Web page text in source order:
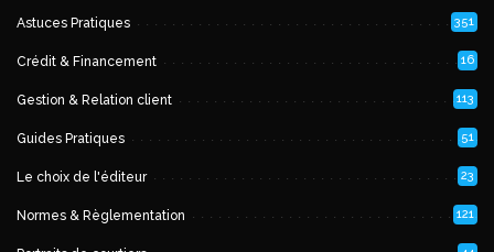
Astuces Pratiques 351
Crédit & Financement 16
Gestion & Relation client 113
Guides Pratiques 51
Le choix de l'éditeur 23
Normes & Règlementation 121